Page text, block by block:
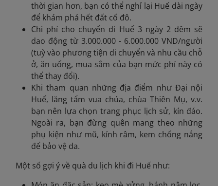
thời gian hơn, bạn có thể nghỉ lại Huế dài ngày
để khám phá hết đất cố đô.
Chi phí cho chuyến đi Huế 3 ngày 2 đêm sẽ
dao động từ 3.000.000 - 6.000.000 VND/người
(tuỳ vào phương tiện di chuyển và nhu cầu chỗ
ở, ăn uống, mua sắm của bạn mức phí này có
thể thay đổi).
Khi tham quan những địa điểm như Đại nội
Huế, lăng tẩm vua chúa, chùa Thiên Mụ, v.v.
bạn nên lựa chọn trang phục lịch sử, kín đáo.
Ngoài ra, bạn đừng quên mang theo những
phụ kiện như mũ, kính râm, kem chống nắng
để bảo vệ da.
Một số gợi ý về quà du lịch khi đi Huế như: